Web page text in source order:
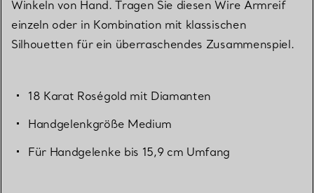
Winkeln von Hand. Tragen Sie diesen Wire Armreif
einzeln oder in Kombination mit klassischen
Silhouetten für ein überraschendes Zusammenspiel.
18 Karat Roségold mit Diamanten
Handgelenkgröße Medium
Für Handgelenke bis 15,9 cm Umfang